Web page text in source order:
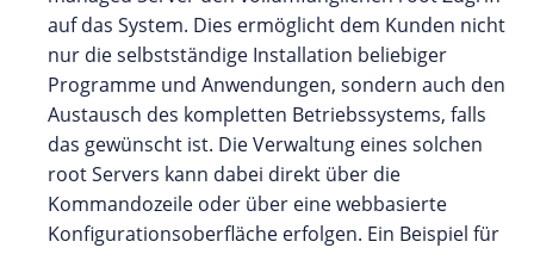
auf das System. Dies ermöglicht dem Kunden nicht
nur die selbstständige Installation beliebiger
Programme und Anwendungen, sondern auch den
Austausch des kompletten Betriebssystems, falls
das gewünscht ist. Die Verwaltung eines solchen
root Servers kann dabei direkt über die
Kommandozeile oder über eine webbasierte
Konfigurationsoberfläche erfolgen. Ein Beispiel für